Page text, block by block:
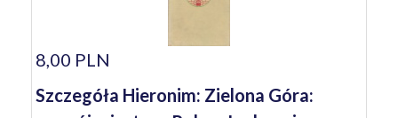
8,00 PLN
Szczegóła Hieronim: Zielona Góra: